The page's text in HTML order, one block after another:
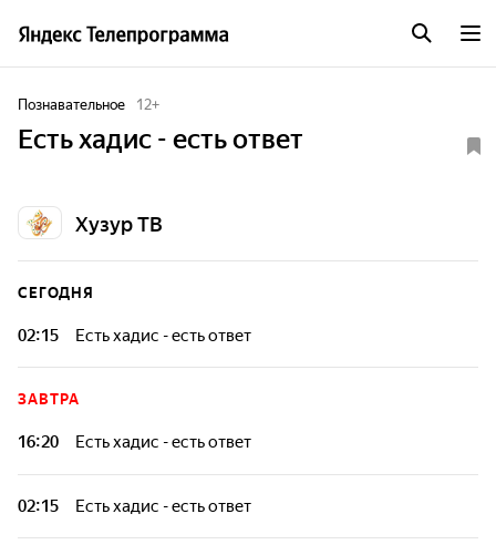
Познавательное 12+
Есть хадис - есть ответ
Хузур ТВ
СЕГОДНЯ
02:15 Есть хадис - есть ответ
ЗАВТРА
16:20 Есть хадис - есть ответ
02:15 Есть хадис - есть ответ